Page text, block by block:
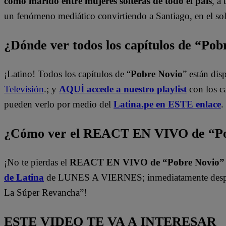
un fenómeno mediático convirtiendo a Santiago, en el
¿Dónde ver todos los capítulos de
¡Latino! Todos los capítulos de “Pobre Novio” están
Televisión.; y AQUÍ accede a nuestro playlist con los
pueden verlo por medio del Latina.pe en ESTE enlace.
¿Cómo ver el REACT EN VIVO de
¡No te pierdas el REACT EN VIVO de “Pobre
de Latina de LUNES A VIERNES; inmediatamente
La Súper Revancha”!
ESTE VIDEO TE VA A INTERESAR